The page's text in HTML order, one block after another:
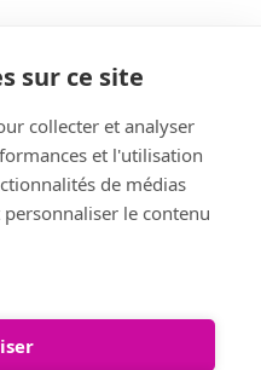
sur ce site
collecter et analyser
et l'utilisation
de médias
le contenu